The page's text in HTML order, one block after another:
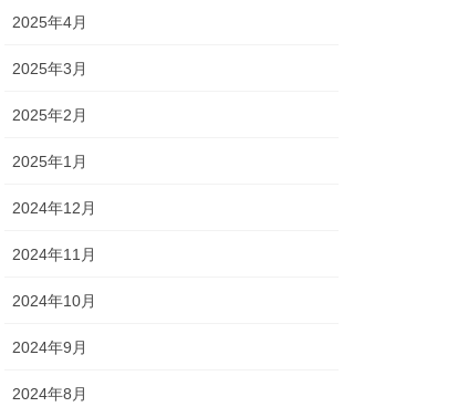
2025年4月
2025年3月
2025年2月
2025年1月
2024年12月
2024年11月
2024年10月
2024年9月
2024年8月